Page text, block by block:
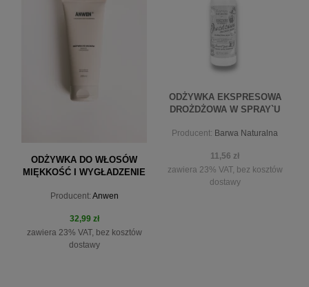
ODŻYWKA DO WŁOSÓW
MIĘKKOŚĆ I WYGŁADZENIE
MATUSZEWSKA 200ML
Producent: Anwen
32,99 zł
zawiera 23% VAT, bez kosztów
dostawy
ODŻYWKA EKSPRESOWA
DROŻDŻOWA W SPRAY`U
Producent: Barwa Naturalna
11,56 zł
zawiera 23% VAT, bez kosztów
dostawy